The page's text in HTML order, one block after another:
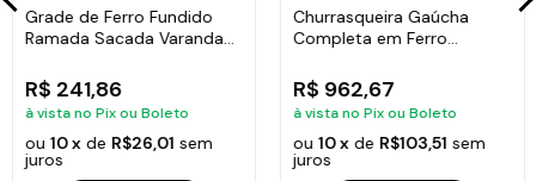
Grade de Ferro Fundido
Ramada Sacada Varanda
R$ 241,86
à vista no Pix ou Boleto
ou 10 xde R$26,01 sem
juros
Churrasqueira Gaúcha
Completa em Ferro
R$ 962,67
à vista no Pix ou Boleto
ou 10 xde R$103,51 sem
juros